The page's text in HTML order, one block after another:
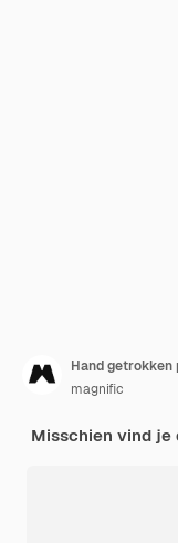
Hand
magnific
Misschien vind